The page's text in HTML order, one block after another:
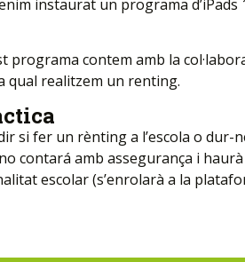
instaurat un programa d’iPads
programa contem amb la
qual realitzem un renting.
si fer un rènting a l’escola o dur-
contará amb assegurança i
escolar (s’enrolarà a la